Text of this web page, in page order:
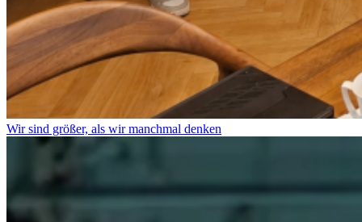
Wir sind größer, als wir manchmal denken